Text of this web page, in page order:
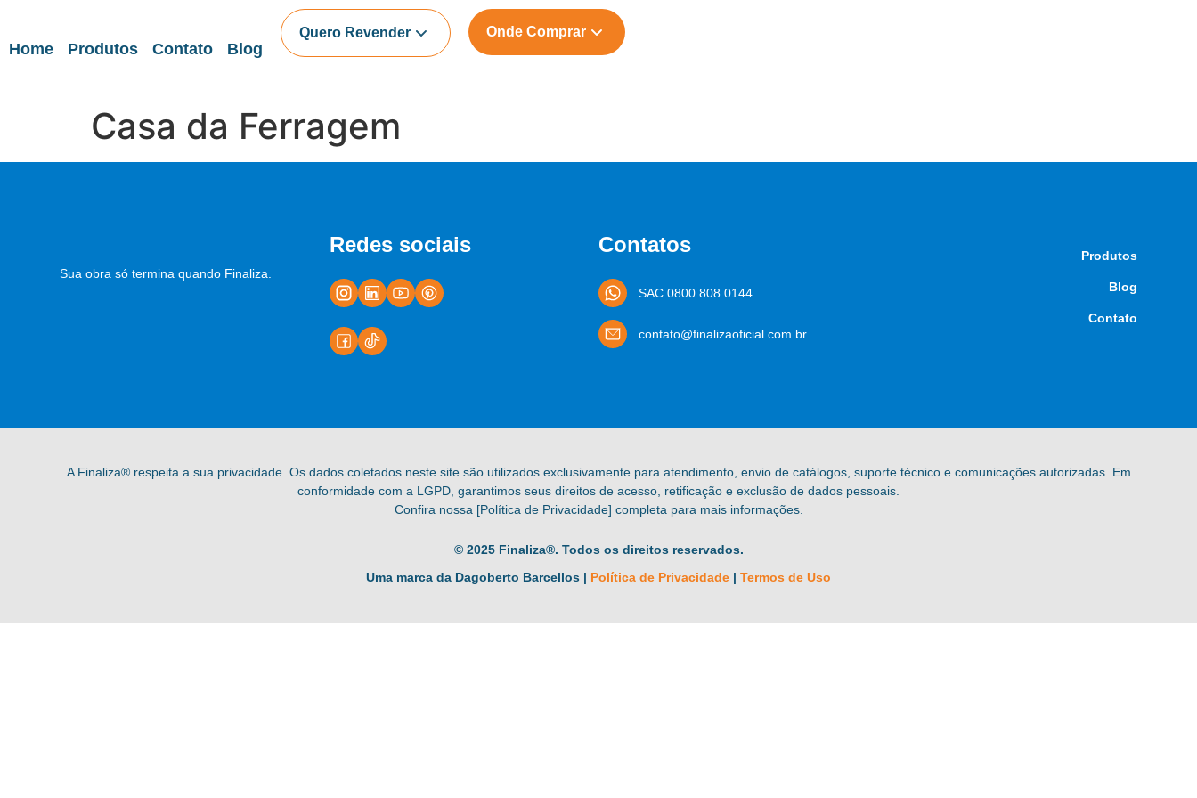
Home Produtos Contato Blog
Quero Revender Onde Comprar
Casa da Ferragem
Sua obra só termina quando Finaliza.
Redes sociais Contatos
SAC 0800 808 0144
contato@finalizaoficial.com.br
Produtos
Blog
Contato
A Finaliza® respeita a sua privacidade. Os dados coletados neste site são utilizados exclusivamente para atendimento, envio de catálogos, suporte técnico e comunicações autorizadas. Em
conformidade com a LGPD, garantimos seus direitos de acesso, retificação e exclusão de dados pessoais.
Confira nossa [Política de Privacidade] completa para mais informações.
© 2025 Finaliza®. Todos os direitos reservados.
Uma marca da Dagoberto Barcellos | Política de Privacidade | Termos de Uso